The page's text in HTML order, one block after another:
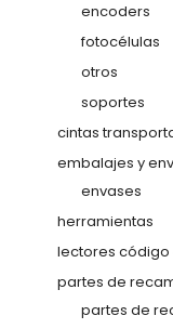
encoders
fotocélulas
otros
soportes
cintas
embalajes y
envases
herramientas
lectores código
partes de
partes de